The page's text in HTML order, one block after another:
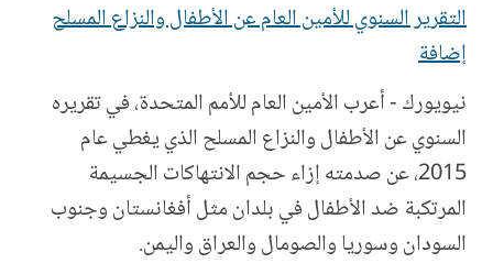
التقرير السنوي للأمين العام عن الأطفال والنزاع المسلح
إضافة
نيويورك - أعرب الأمين العام للأمم المتحدة، في تقريره
السنوي عن الأطفال والنزاع المسلح الذي يغطي عام
2015، عن صدمته إزاء حجم الانتهاكات الجسيمة
المرتكبة ضد الأطفال في بلدان مثل أفغانستان وجنوب
السودان وسوريا والصومال والعراق واليمن.